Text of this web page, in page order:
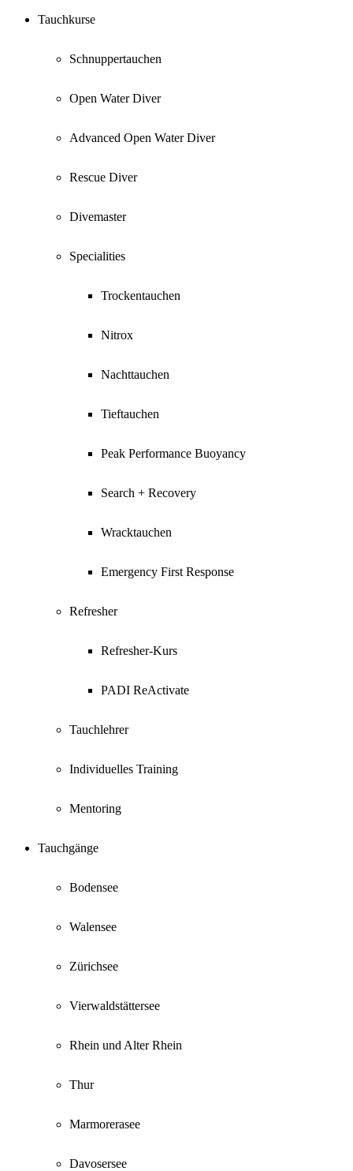
Tauchkurse
Schnuppertauchen
Open Water Diver
Advanced Open Water Diver
Rescue Diver
Divemaster
Specialities
Trockentauchen
Nitrox
Nachttauchen
Tieftauchen
Peak Performance Buoyancy
Search + Recovery
Wracktauchen
Emergency First Response
Refresher
Refresher-Kurs
PADI ReActivate
Tauchlehrer
Individuelles Training
Mentoring
Tauchgänge
Bodensee
Walensee
Zürichsee
Vierwaldstättersee
Rhein und Alter Rhein
Thur
Marmorerasee
Davosersee